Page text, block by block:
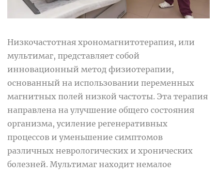
Низкочастотная хрономагнитотерапия, или
мультимаг, представляет собой
инновационный метод физиотерапии,
основанный на использовании переменных
магнитных полей низкой частоты. Эта терапия
направлена на улучшение общего состояния
организма, усиление регенеративных
процессов и уменьшение симптомов
различных неврологических и хронических
болезней. Мультимаг находит немалое